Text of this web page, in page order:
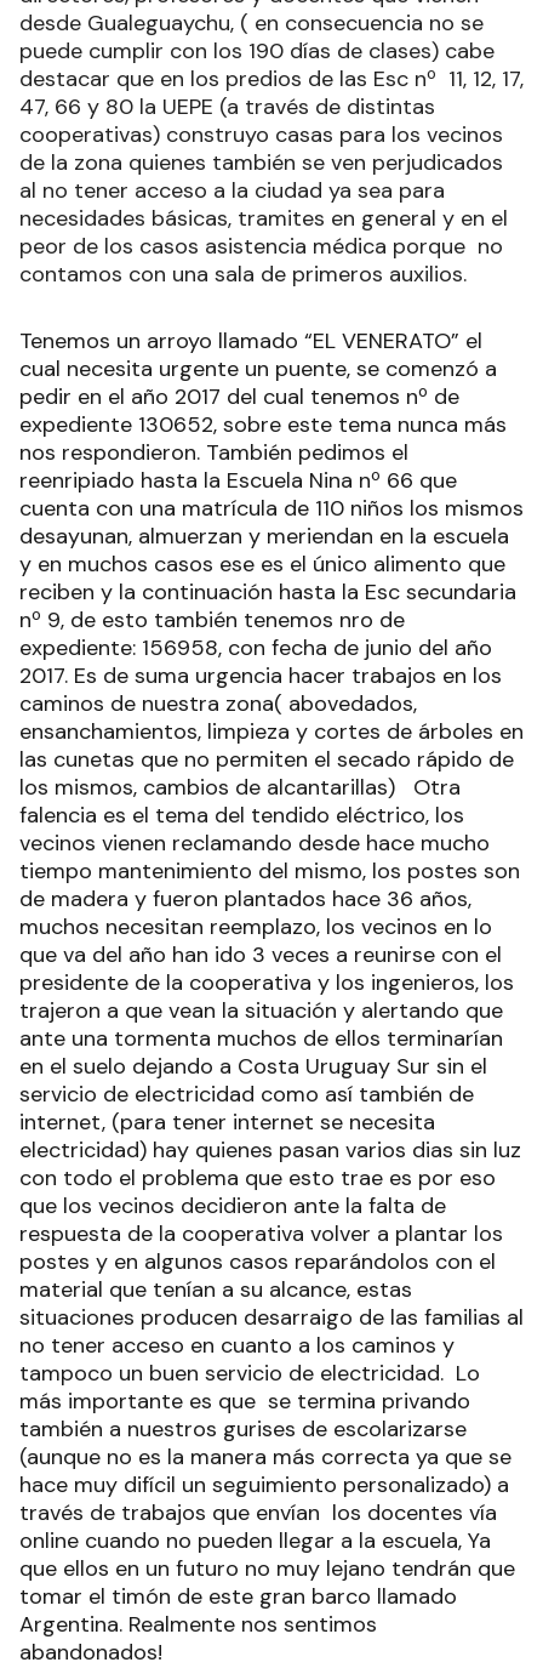
desde Gualeguaychu, ( en consecuencia no se
puede cumplir con los 190 días de clases) cabe
destacar que en los predios de las Esc nº 11, 12, 17,
47, 66 y 80 la UEPE (a través de distintas
cooperativas) construyo casas para los vecinos
de la zona quienes también se ven perjudicados
al no tener acceso a la ciudad ya sea para
necesidades básicas, tramites en general y en el
peor de los casos asistencia médica porque no
contamos con una sala de primeros auxilios.
Tenemos un arroyo llamado “EL VENERATO” el
cual necesita urgente un puente, se comenzó a
pedir en el año 2017 del cual tenemos nº de
expediente 130652, sobre este tema nunca más
nos respondieron. También pedimos el
reenripiado hasta la Escuela Nina nº 66 que
cuenta con una matrícula de 110 niños los mismos
desayunan, almuerzan y meriendan en la escuela
y en muchos casos ese es el único alimento que
reciben y la continuación hasta la Esc secundaria
nº 9, de esto también tenemos nro de
expediente: 156958, con fecha de junio del año
2017. Es de suma urgencia hacer trabajos en los
caminos de nuestra zona( abovedados,
ensanchamientos, limpieza y cortes de árboles en
las cunetas que no permiten el secado rápido de
los mismos, cambios de alcantarillas) Otra
falencia es el tema del tendido eléctrico, los
vecinos vienen reclamando desde hace mucho
tiempo mantenimiento del mismo, los postes son
de madera y fueron plantados hace 36 años,
muchos necesitan reemplazo, los vecinos en lo
que va del año han ido 3 veces a reunirse con el
presidente de la cooperativa y los ingenieros, los
trajeron a que vean la situación y alertando que
ante una tormenta muchos de ellos terminarían
en el suelo dejando a Costa Uruguay Sur sin el
servicio de electricidad como así también de
internet, (para tener internet se necesita
electricidad) hay quienes pasan varios dias sin luz
con todo el problema que esto trae es por eso
que los vecinos decidieron ante la falta de
respuesta de la cooperativa volver a plantar los
postes y en algunos casos reparándolos con el
material que tenían a su alcance, estas
situaciones producen desarraigo de las familias al
no tener acceso en cuanto a los caminos y
tampoco un buen servicio de electricidad. Lo
más importante es que se termina privando
también a nuestros gurises de escolarizarse
(aunque no es la manera más correcta ya que se
hace muy difícil un seguimiento personalizado) a
través de trabajos que envían los docentes vía
online cuando no pueden llegar a la escuela, Ya
que ellos en un futuro no muy lejano tendrán que
tomar el timón de este gran barco llamado
Argentina. Realmente nos sentimos
abandonados!